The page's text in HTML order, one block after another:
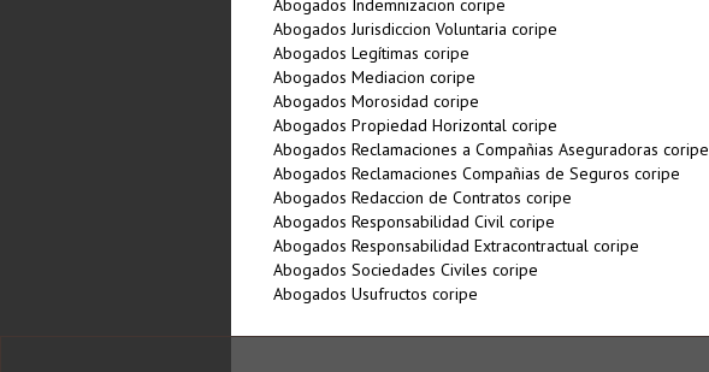
Abogados Indemnizacion coripe
Abogados Jurisdiccion Voluntaria coripe
Abogados Legí­timas coripe
Abogados Mediacion coripe
Abogados Morosidad coripe
Abogados Propiedad Horizontal coripe
Abogados Reclamaciones a Compañias Aseguradoras coripe
Abogados Reclamaciones Compañias de Seguros coripe
Abogados Redaccion de Contratos coripe
Abogados Responsabilidad Civil coripe
Abogados Responsabilidad Extracontractual coripe
Abogados Sociedades Civiles coripe
Abogados Usufructos coripe